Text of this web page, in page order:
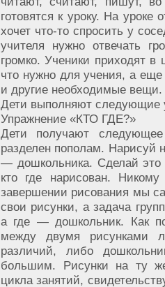
готовятся к уроку. На
хочет что-то спросить у
учителя нужно отвечать
громко. Ученики приходят
что нужно для учения, а
и другие необходимые вещи.
Дети выполняют следующие
Упражнение «КТО ГДЕ?»
Дети получают
разделен пополам. Нарисуй
— дошкольника. Сделай это
кто где нарисован.
завершении рисования мы
свои рисунки, а задача
а где — дошкольник. Как
между двумя рисунками
различий, либо
большим. Рисунки на ту
цикла занятий,